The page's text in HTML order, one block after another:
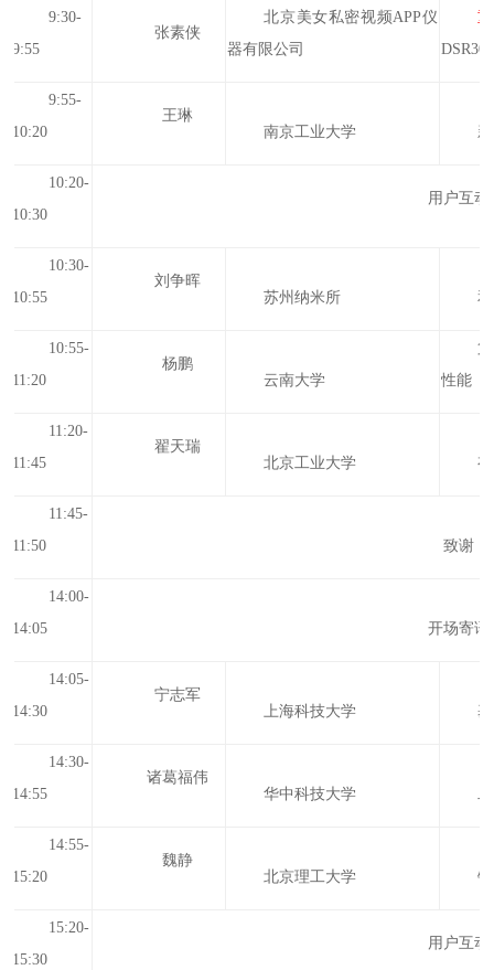
9:30-
9:55
张素侠
北京美女私密视频APP仪
器有限公司
9:55-
10:20
王琳
南京工业大学
10:20-
10:30
用户互动
10:30-
10:55
刘争晖
苏州纳米所
10:55-
11:20
杨鹏
云南大学
性能
11:20-
11:45
翟天瑞
北京工业大学
11:45-
11:50
致谢
14:00-
14:05
开场寄语
14:05-
14:30
宁志军
上海科技大学
14:30-
14:55
诸葛福伟
华中科技大学
14:55-
15:20
魏静
北京理工大学
15:20-
15:30
用户互动